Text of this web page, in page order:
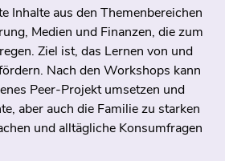
Inhalte aus den Themenbereichen
Medien und Finanzen, die zum
Ziel ist, das Lernen von und
Nach den Workshops kann
Peer-Projekt umsetzen und
aber auch die Familie zu starken
und alltägliche Konsumfragen